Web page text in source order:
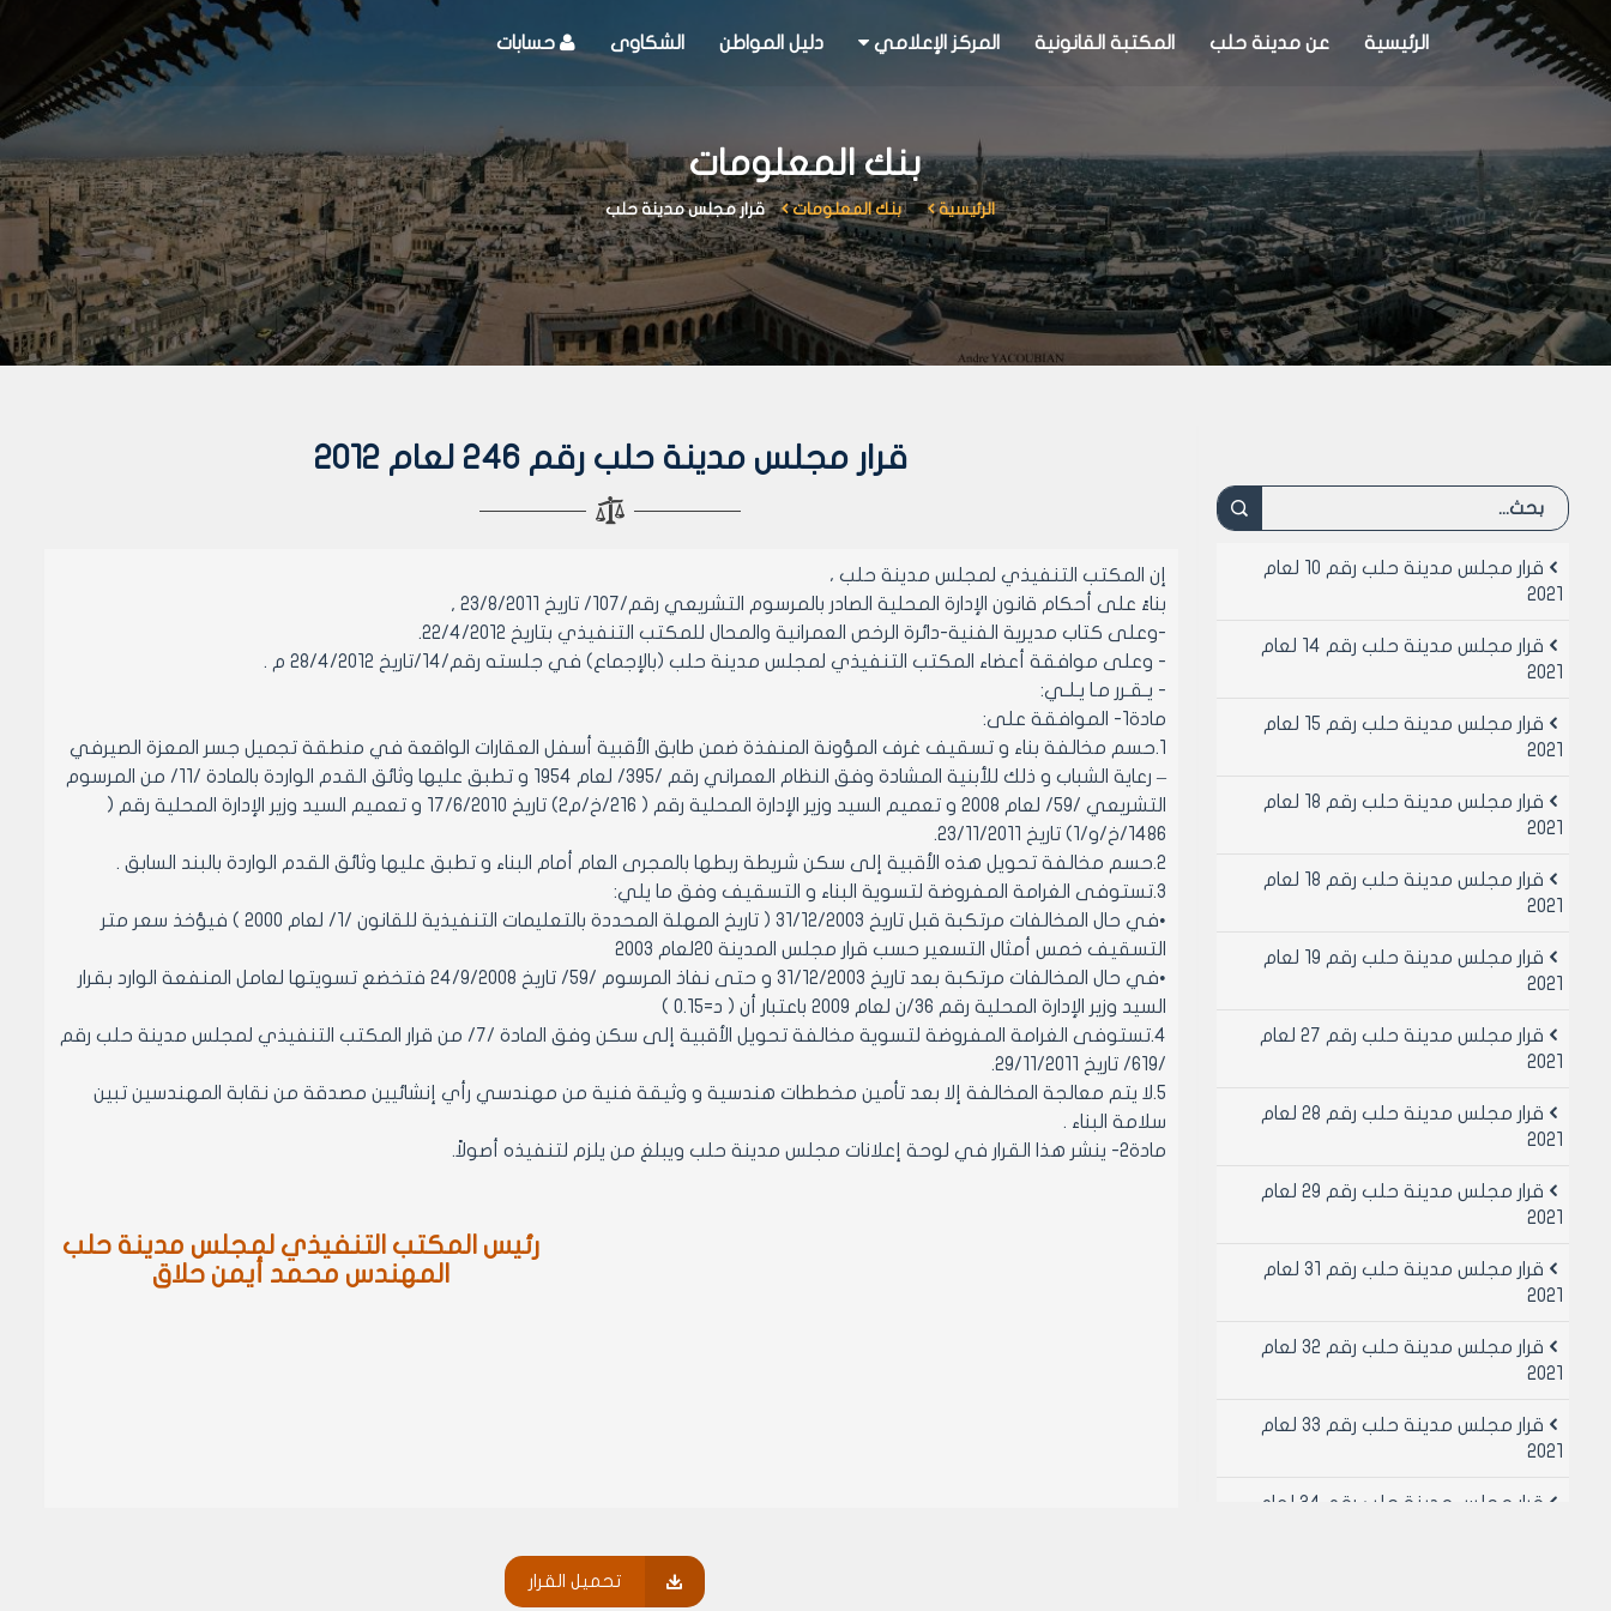
الرئيسية عن مدينة حلب المكتبة القانونية المركز الإعلامي دليل المواطن الشكاوى حسابات
بنك المعلومات
الرئيسية بنك المعلومات قرار مجلس مدينة حلب
قرار مجلس مدينة حلب رقم 246 لعام 2012
إن المكتب التنفيذي لمجلس مدينة حلب ،
بناءً على أحكام قانون الإدارة المحلية الصادر بالمرسوم التشريعي رقم/107/ تاريخ 23/8/2011 ,
-وعلى كتاب مديرية الفنية-دائرة الرخص العمرانية والمحال للمكتب التنفيذي بتاريخ 22/4/2012.
- وعلى موافقة أعضاء المكتب التنفيذي لمجلس مدينة حلب (بالإجماع) في جلسته رقم/14/تاريخ 28/4/2012 م .
- يـقـرر مـا يـلـي:
مادة1- الموافقة على:
1.حسم مخالفة بناء و تسقيف غرف المؤونة المنفذة ضمن طابق الأقبية أسفل العقارات الواقعة في منطقة تجميل جسر المعزة الصيرفي
– رعاية الشباب و ذلك للأبنية المشادة وفق النظام العمراني رقم /395/ لعام 1954 و تطبق عليها وثائق القدم الواردة بالمادة /11/ من المرسوم
التشريعي /59/ لعام 2008 و تعميم السيد وزير الإدارة المحلية رقم ( 216/خ/م2) تاريخ 17/6/2010 و تعميم السيد وزير الإدارة المحلية رقم (
1486/خ/و/1) تاريخ 23/11/2011.
2.حسم مخالفة تحويل هذه الأقبية إلى سكن شريطة ربطها بالمجرى العام أمام البناء و تطبق عليها وثائق القدم الواردة بالبند السابق .
3.تستوفى الغرامة المفروضة لتسوية البناء و التسقيف وفق ما يلي:
•في حال المخالفات مرتكبة قبل تاريخ 31/12/2003 ( تاريخ المهلة المحددة بالتعليمات التنفيذية للقانون /1/ لعام 2000 ) فيؤخذ سعر متر
التسقيف خمس أمثال التسعير حسب قرار مجلس المدينة 20لعام 2003
•في حال المخالفات مرتكبة بعد تاريخ 31/12/2003 و حتى نفاذ المرسوم /59/ تاريخ 24/9/2008 فتخضع تسويتها لعامل المنفعة الوارد بقرار
السيد وزير الإدارة المحلية رقم 36/ن لعام 2009 باعتبار أن ( د=0.15 )
4.تستوفى الغرامة المفروضة لتسوية مخالفة تحويل الأقبية إلى سكن وفق المادة /7/ من قرار المكتب التنفيذي لمجلس مدينة حلب رقم
/619/ تاريخ 29/11/2011.
5.لا يتم معالجة المخالفة إلا بعد تأمين مخططات هندسية و وثيقة فنية من مهندسي رأي إنشائيين مصدقة من نقابة المهندسين تبين
سلامة البناء .
مادة2- ينشر هذا القرار في لوحة إعلانات مجلس مدينة حلب ويبلغ من يلزم لتنفيذه أصولاً.
رئيس المكتب التنفيذي لمجلس مدينة حلب
المهندس محمد أيمن حلاق
تحميل القرار
قرار مجلس مدينة حلب رقم 10 لعام
2021
قرار مجلس مدينة حلب رقم 14 لعام
2021
قرار مجلس مدينة حلب رقم 15 لعام
2021
قرار مجلس مدينة حلب رقم 18 لعام
2021
قرار مجلس مدينة حلب رقم 18 لعام
2021
قرار مجلس مدينة حلب رقم 19 لعام
2021
قرار مجلس مدينة حلب رقم 27 لعام
2021
قرار مجلس مدينة حلب رقم 28 لعام
2021
قرار مجلس مدينة حلب رقم 29 لعام
2021
قرار مجلس مدينة حلب رقم 31 لعام
2021
قرار مجلس مدينة حلب رقم 32 لعام
2021
قرار مجلس مدينة حلب رقم 33 لعام
2021
قرار مجلس مدينة حلب رقم 34 لعام